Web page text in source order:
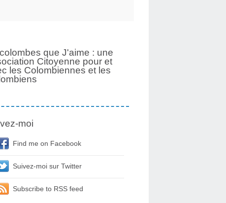
que J'aime : une
Citoyenne pour et
les Colombiennes et les
moi
Find me on Facebook
Suivez-moi sur Twitter
Subscribe to RSS feed